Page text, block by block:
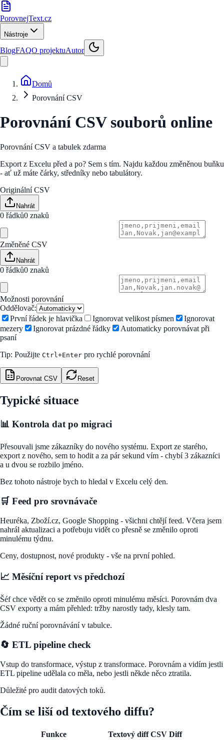
PorovnejText.cz
Nástroje
BlogFAQO projektuAutor
Domů
Porovnání CSV
Porovnání CSV souborů online
Porovnání CSV a tabulek zdarma
Export z Excelu před a po? Sem s tím. Najdu každou změněnou buňku
- ať už máte čárky, středníky nebo tabulátory.
Originální CSV
Nahrát
0 řádků0 znaků
Změněné CSV
Nahrát
0 řádků0 znaků
Možnosti porovnání
Oddělovač:
První řádek je hlavička
Ignorovat velikost písmen
Ignorovat
mezery
Ignorovat prázdné řádky
Automaticky porovnávat při
psaní
Tip: Použijte Ctrl+Enter pro rychlé porovnání
Porovnat CSV Reset
Typické situace
📊 Kontrola dat po migraci
Přesouvali jsme zákazníky do nového systému. Export ze starého,
export z nového, sem to hodit a za pár sekund vím - chybí 3 zákazníci
a u dvou se rozbilo jméno.
Bez tohoto nástroje bych to hledal v Excelu celý den.
🛒 Feed pro srovnávače
Heuréka, Zboží.cz, Google Shopping - všichni chtějí feed. Včera jsem
nahrál aktualizaci a potřebuju vidět co přesně se změnilo oproti
minulému týdnu.
Ceny, dostupnost, nové produkty - vše na první pohled.
📈 Měsíční report vs předchozí
Šéf chce vědět co se změnilo oproti minulému měsíci. Porovnám dva
CSV exporty a mám přehled: tržby narostly tady, klesly tam.
Žádné ruční porovnávání v tabulce.
🔄 ETL pipeline check
Vstup do transformace, výstup z transformace. Porovnám a vidím jestli
ETL pipeline udělala co měla, nebo jestli někde něco ztratila.
Důležité pro audit datových toků.
Čím se liší od textového diffu?
Funkce Textový diff CSV Diff